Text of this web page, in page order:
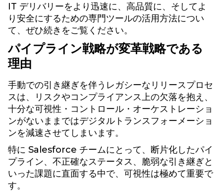
IT デリバリーをより迅速に、高品質に、そしてよ
り安全にするための専門ツールの活用方法につい
て、ぜひ続きをご覧ください。
パイプライン戦略が変革戦略である
理由
手動での引き継ぎを伴うレガシーなリリースプロセ
スは、リスクやコンプライアンス上の欠落を抱え、
十分な可視性・コントロール・オーケストレーショ
ンがないままではデジタルトランスフォーメーショ
ンを減速させてしまいます。
特に Salesforce チームにとって、断片化したパイ
プライン、不正確なステータス、脆弱な引き継ぎと
いった課題に直面する中で、可視性は極めて重要で
す。